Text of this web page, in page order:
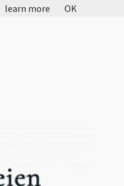
learn more OK